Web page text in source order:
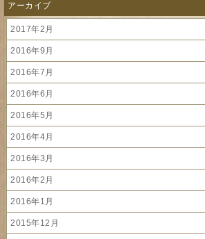
アーカイブ
2017年2月
2016年9月
2016年7月
2016年6月
2016年5月
2016年4月
2016年3月
2016年2月
2016年1月
2015年12月